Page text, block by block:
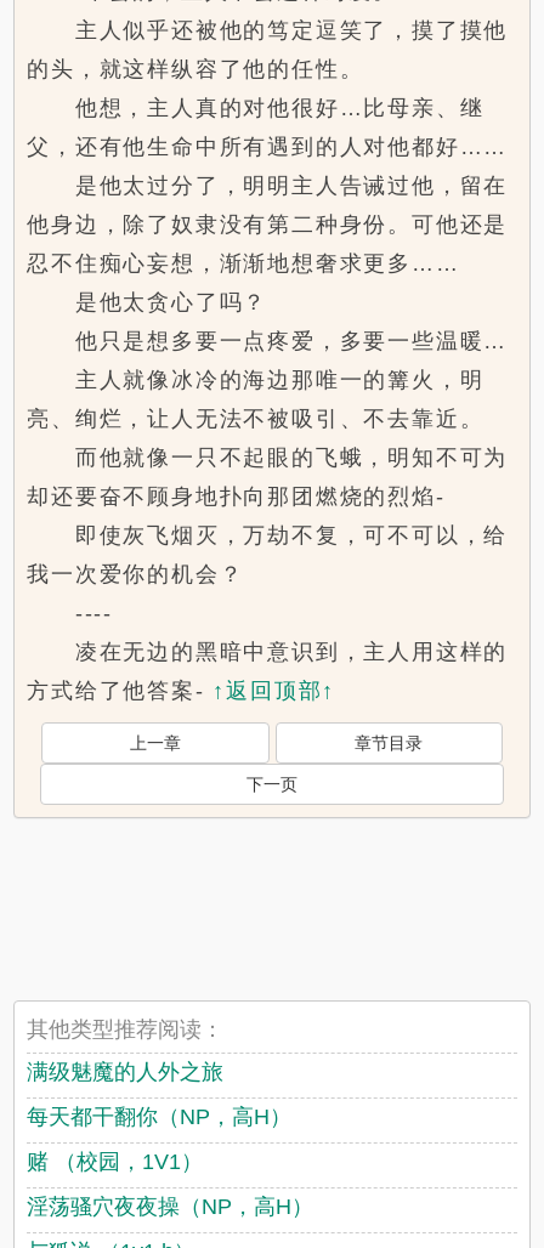
主人似乎还被他的笃定逗笑了，摸了摸他
的头，就这样纵容了他的任性。
他想，主人真的对他很好…比母亲、继
父，还有他生命中所有遇到的人对他都好……
是他太过分了，明明主人告诫过他，留在
他身边，除了奴隶没有第二种身份。可他还是
忍不住痴心妄想，渐渐地想奢求更多……
是他太贪心了吗？
他只是想多要一点疼爱，多要一些温暖…
主人就像冰冷的海边那唯一的篝火，明
亮、绚烂，让人无法不被吸引、不去靠近。
而他就像一只不起眼的飞蛾，明知不可为
却还要奋不顾身地扑向那团燃烧的烈焰-
即使灰飞烟灭，万劫不复，可不可以，给
我一次爱你的机会？
----
凌在无边的黑暗中意识到，主人用这样的
方式给了他答案- ↑返回顶部↑
上一章 章节目录
下一页
其他类型推荐阅读：
满级魅魔的人外之旅
每天都干翻你（NP，高H）
赌 （校园，1V1）
淫荡骚穴夜夜操（NP，高H）